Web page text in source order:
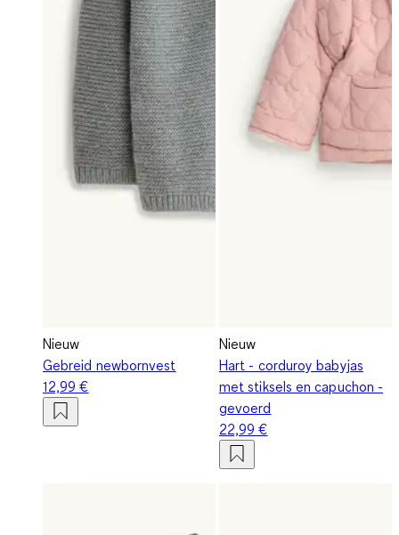
Nieuw
Gebreid newbornvest
12,99 €
Nieuw
Hart - corduroy babyjas
met stiksels en capuchon -
gevoerd
22,99 €